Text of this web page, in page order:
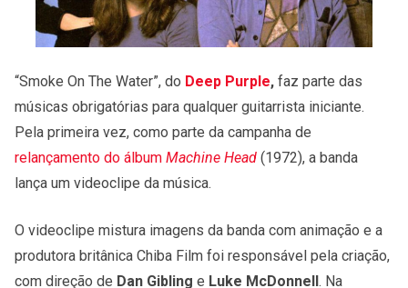
“Smoke On The Water”, do Deep Purple, faz parte das
músicas obrigatórias para qualquer guitarrista iniciante.
Pela primeira vez, como parte da campanha de
relançamento do álbum Machine Head (1972), a banda
lança um videoclipe da música.
O videoclipe mistura imagens da banda com animação e a
produtora britânica Chiba Film foi responsável pela criação,
com direção de Dan Gibling e Luke McDonnell . Na